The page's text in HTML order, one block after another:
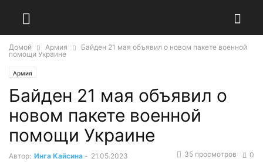
Домой Армия
Байден 21 мая объявил о новом пакете военной
помощи Украине
Армия
Байден 21 мая объявил о
новом пакете военной
помощи Украине
Автор: Инга Кайсина - 21.05.2023 0
35 просмотров